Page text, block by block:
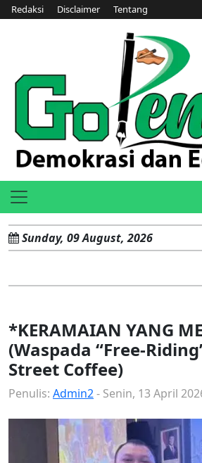
Redaksi Disclaimer Tentang
Sunday, 09 August, 2026
*KERAMAIAN YANG
(Waspada “Free-
Street Coffee)
Penulis: Admin2- Senin, 13 April